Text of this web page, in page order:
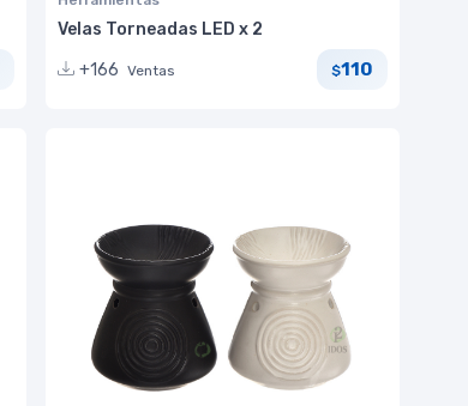
Velas Torneadas LED x 2
+166 Ventas $110